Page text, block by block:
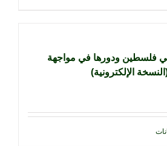
في فلسطين ودورها في مواجهة
الإلكترونية)